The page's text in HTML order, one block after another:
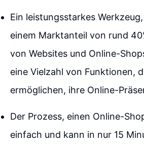
Ein leistungsstarkes
einem Marktanteil von rund
von Websites und Online-
eine Vielzahl von Funktionen,
ermöglichen, ihre Online-
Der Prozess, einen Online-
einfach und kann in nur 15